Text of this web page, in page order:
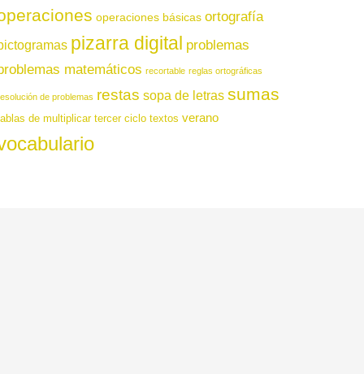
operaciones básicas ortografía
pizarra digital problemas
matemáticos recortable reglas ortográficas
de problemas restas sopa de letras sumas
de multiplicar tercer ciclo textos verano